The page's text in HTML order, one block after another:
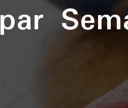
par